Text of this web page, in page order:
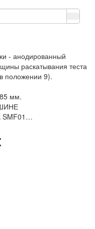
- анодированный
раскатывания теста
положении 9).
мм.
SMF01…